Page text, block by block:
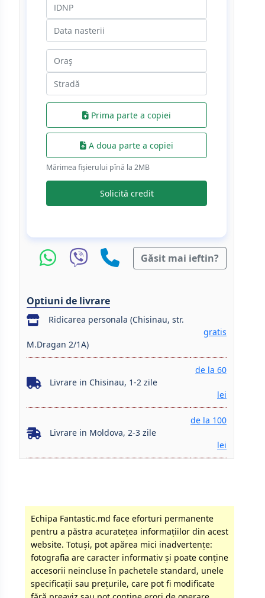
Prima parte a copiei
A doua parte a copiei
Mărimea fișierului pînă la 2МB
Solicită credit
Găsit mai ieftin?
Optiuni de livrare
Ridicarea personala (Chisinau, str.
M.Dragan 2/1A)
gratis
Livrare in Chisinau, 1-2 zile
de la 60
lei
Livrare in Moldova, 2-3 zile
de la 100
lei
Echipa Fantastic.md face eforturi permanente
pentru a păstra acurateţea informaţiilor din acest
website. Totuși, pot apărea mici inadvertenţe:
fotografia are caracter informativ şi poate conţine
accesorii neincluse în pachetele standard, unele
specificaţii sau preţurile, care pot fi modificate